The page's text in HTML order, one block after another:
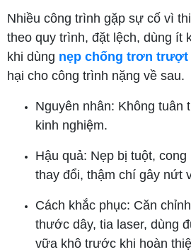
Nhiều công trình gặp sự cố vì
theo quy trình, đặt lệch, dùng ít
khi dùng nẹp chống trơn trượt
hại cho công trình nặng về sau.
Nguyên nhân: Không tuân
kinh nghiệm.
Hậu quả: Nẹp bị tuột,
thay đổi, thậm chí gây nứt
Cách khắc phục: Căn
thước dây, tia laser, dùng
vữa khô trước khi hoàn